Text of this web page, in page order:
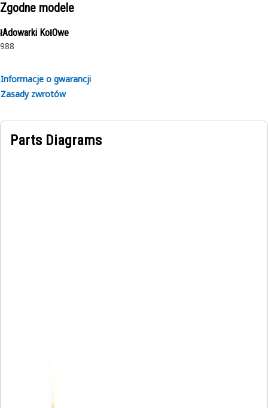
Zgodne modele
łAdowarki KołOwe
988
Informacje o gwarancji
Zasady zwrotów
Parts Diagrams